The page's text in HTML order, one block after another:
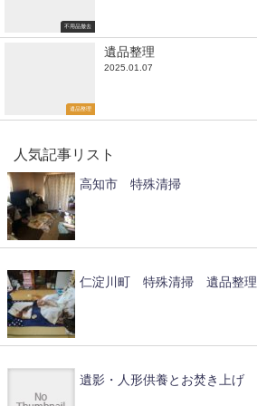
不用品撤去
遺品整理
遺品整理
2025.01.07
人気記事リスト
高知市 特殊清掃
仁淀川町 特殊清掃 遺品整理
遺影・人形供養とお焚き上げ